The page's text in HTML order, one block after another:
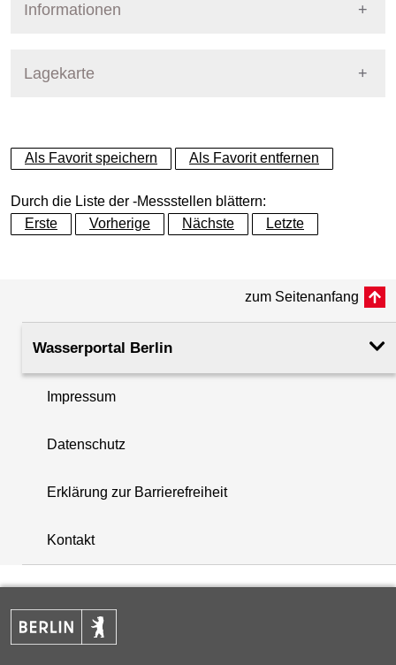
Informationen
Lagekarte
+
−
+
−
Als Favorit speichern Als Favorit entfernen
Durch die Liste der -Messstellen blättern:
Erste
Vorherige Nächste Letzte
zum Seitenanfang
Wasserportal Berlin
Impressum
Datenschutz
Erklärung zur Barrierefreiheit
Kontakt